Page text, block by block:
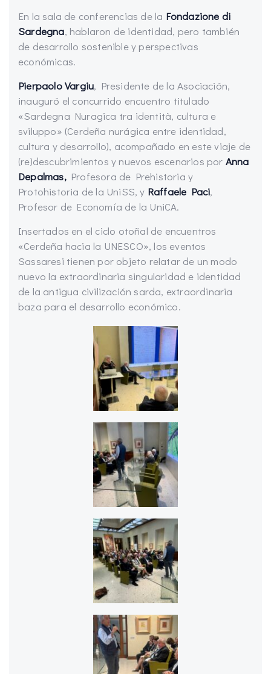
En la sala de conferencias de la Fondazione di
Sardegna, hablaron de identidad, pero también
de desarrollo sostenible y perspectivas
económicas.
Pierpaolo Vargiu, Presidente de la Asociación,
inauguró el concurrido encuentro titulado
«Sardegna Nuragica tra identità, cultura e
sviluppo» (Cerdeña nurágica entre identidad,
cultura y desarrollo), acompañado en este viaje de
(re)descubrimientos y nuevos escenarios por Anna
Depalmas,Profesora de Prehistoria y
Protohistoria de la UniSS, y Raffaele Paci,
Profesor de Economía de la UniCA.
Insertados en el ciclo otoñal de encuentros
«Cerdeña hacia la UNESCO», los eventos
Sassaresi tienen por objeto relatar de un modo
nuevo la extraordinaria singularidad e identidad
de la antigua civilización sarda, extraordinaria
baza para el desarrollo económico.